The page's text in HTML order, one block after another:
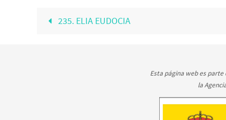
235. ELIA EUDOCIA
Esta página web es parte
la